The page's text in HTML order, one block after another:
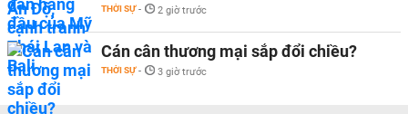
THỜI SỰ - 2 giờ trước
Cán cân thương mại sắp đổi chiều?
THỜI SỰ - 3 giờ trước